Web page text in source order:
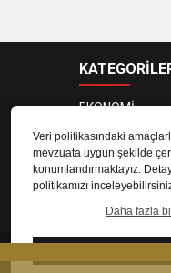
Veri politikasındaki
mevzuata uygun şekilde
konumlandırmaktayız.
politikamızı
Daha fazla
EKONOMİ
SAĞLIK
SPOR
© 2023